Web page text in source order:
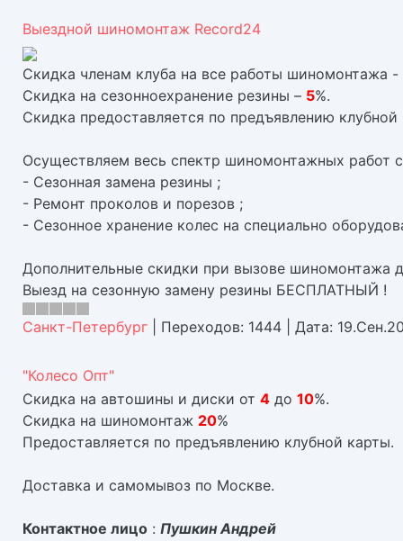
Выездной шиномонтаж Record24
Скидка членам клуба на все работы шиномонтажа -
Скидка на сезонноехранение резины – 5%.
Скидка предоставляется по предъявлению клубной
Осуществляем весь спектр шиномонтажных работ
- Сезонная замена резины ;
- Ремонт проколов и порезов ;
- Сезонное хранение колес на специально
Дополнительные скидки при вызове шиномонтажа
Выезд на сезонную замену резины БЕСПЛАТНЫЙ !
Санкт-Петербург| Переходов: 1444 Дата:
"Колесо Опт"
Скидка на автошины и диски от 4до 10%.
Скидка на шиномонтаж 20%
Предоставляется по предъявлению клубной карты.
Доставка и самомывоз по Москве.
Контактное лицо: Пушкин Андрей